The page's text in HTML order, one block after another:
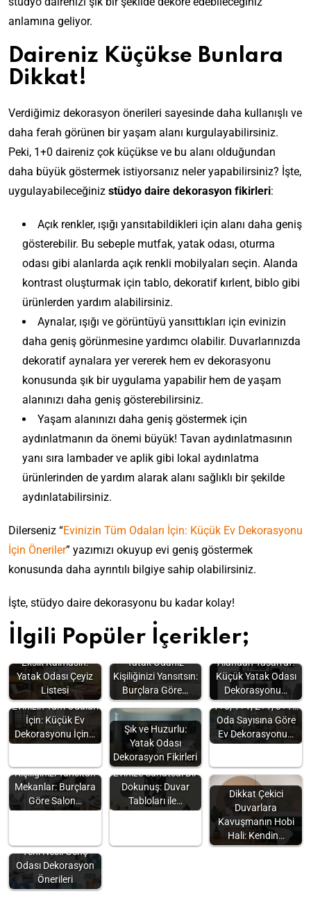
anlamına geliyor.
Daireniz Küçükse Bunlara
Dikkat!
Verdiğimiz dekorasyon önerileri sayesinde daha kullanışlı ve
daha ferah görünen bir yaşam alanı kurgulayabilirsiniz.
Peki, 1+0 daireniz çok küçükse ve bu alanı olduğundan
daha büyük göstermek istiyorsanız neler yapabilirsiniz? İşte,
uygulayabileceğiniz stüdyo daire dekorasyon fikirleri:
Açık renkler, ışığı yansıtabildikleri için alanı daha geniş
gösterebilir. Bu sebeple mutfak, yatak odası, oturma
odası gibi alanlarda açık renkli mobilyaları seçin. Alanda
kontrast oluşturmak için tablo, dekoratif kırlent, biblo gibi
ürünlerden yardım alabilirsiniz.
Aynalar, ışığı ve görüntüyü yansıttıkları için evinizin
daha geniş görünmesine yardımcı olabilir. Duvarlarınızda
dekoratif aynalara yer vererek hem ev dekorasyonu
konusunda şık bir uygulama yapabilir hem de yaşam
alanınızı daha geniş gösterebilirsiniz.
Yaşam alanınızı daha geniş göstermek için
aydınlatmanın da önemi büyük! Tavan aydınlatmasının
yanı sıra lambader ve aplik gibi lokal aydınlatma
ürünlerinden de yardım alarak alanı sağlıklı bir şekilde
aydınlatabilirsiniz.
Dilerseniz “Evinizin Tüm Odaları İçin: Küçük Ev Dekorasyonu
İçin Öneriler” yazımızı okuyup evi geniş göstermek
konusunda daha ayrıntılı bilgiye sahip olabilirsiniz.
İşte, stüdyo daire dekorasyonu bu kadar kolay!
İlgili Popüler İçerikler;
Eksik Kalmasın:
Yatak Odası Çeyiz
Listesi
Yatak Odanız
Kişiliğinizi Yansıtsın:
Burçlara Göre…
Alandan Tasarruf:
Küçük Yatak Odası
Dekorasyonu…
Evinizin Tüm Odaları
İçin: Küçük Ev
Dekorasyonu İçin…
Şık ve Huzurlu:
Yatak Odası
Dekorasyon Fikirleri
1+0, 1+1, 2+1, 3+1…
Oda Sayısına Göre
Ev Dekorasyonu…
Kişiliğinizi Yansıtan
Mekanlar: Burçlara
Göre Salon…
Evinize Sanatsal Bir
Dokunuş: Duvar
Tabloları ile…
Dikkat Çekici
Duvarlara
Kavuşmanın Hobi
Hali: Kendin…
Yeni Nesil Genç
Odası Dekorasyon
Önerileri